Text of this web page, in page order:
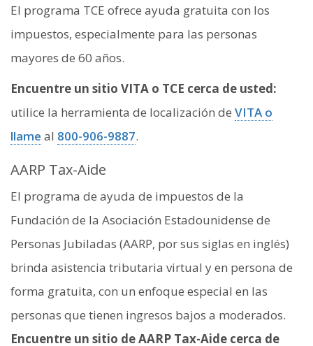
El programa TCE ofrece ayuda gratuita con los
impuestos, especialmente para las personas
mayores de 60 años.
Encuentre un sitio VITA o TCE cerca de usted:
utilice la herramienta de localización de VITA o
llame al 800-906-9887.
AARP Tax-Aide
El programa de ayuda de impuestos de la
Fundación de la Asociación Estadounidense de
Personas Jubiladas (AARP, por sus siglas en inglés)
brinda asistencia tributaria virtual y en persona de
forma gratuita, con un enfoque especial en las
personas que tienen ingresos bajos a moderados.
Encuentre un sitio de AARP Tax-Aide cerca de